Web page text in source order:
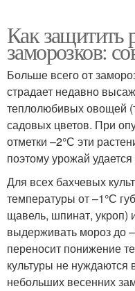
Как защитить
заморозков:
Больше всего от
страдает недавно
теплолюбивых овощей
садовых цветов. При
отметки –2°С эти
поэтому урожай
Для всех бахчевых
температуры от –1°С
щавель, шпинат, укроп)
выдерживать мороз до
переносит понижение
культуры не нуждаются
небольших весенних